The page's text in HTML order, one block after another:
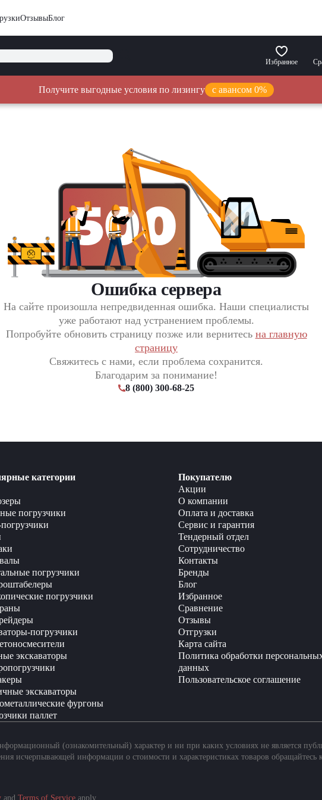
ОтзывыБлог
Избранное
Получите выгодные условия по лизингу с авансом 0%
Ошибка сервера
На сайте произошла непредвиденная ошибка. Наши специалисты
уже работают над устранением проблемы.
Попробуйте обновить страницу позже или вернитесь на главную
страницу
Свяжитесь с нами, если проблема сохранится.
Благодарим за понимание!
8 (800) 300-68-25
категории
погрузчики
погрузчики
погрузчики
погрузчики
экскаваторы
экскаваторы
фургоны
паллет
Покупателю
Акции
О компании
Оплата и доставка
Сервис и гарантия
Тендерный отдел
Сотрудничество
Контакты
Бренды
Блог
Избранное
Сравнение
Отзывы
Отгрузки
Карта сайта
Политика обработки
данных
Пользовательское соглашение
(ознакомительный) характер и ни при каких условиях не является
исчерпывающей информации о стоимости и характеристиках товаров
and Terms of Service apply.